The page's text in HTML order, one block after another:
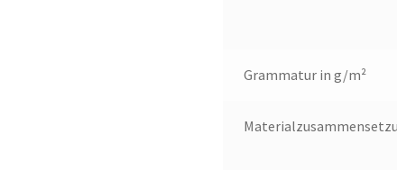
Grammatur in g/m²